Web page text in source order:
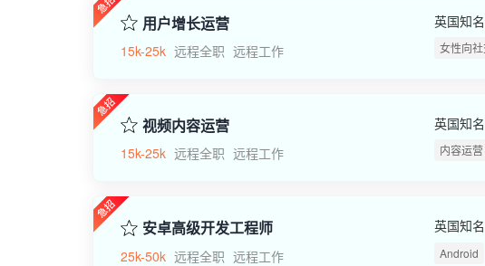
用户增长运营
15k-25k 远程全职 远程工作
英国知
女性向社
视频内容运营
15k-25k 远程全职 远程工作
英国知
内容运营
安卓高级开发工程师
25k-50k 远程全职 远程工作
英国知
Android